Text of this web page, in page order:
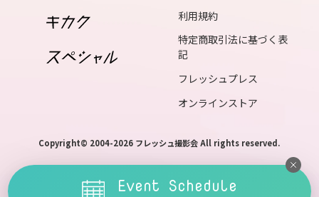
19
20
sun
利用規約
特定商取引法に基づく表
記
フレッシュプレス
オンラインストア
Copyright© 2004-2026 フレッシュ撮影会 All rights reserved.
Event Schedule